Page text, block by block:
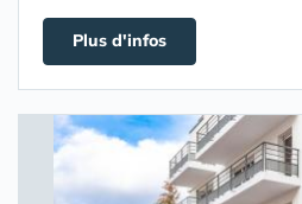
Plus d'infos